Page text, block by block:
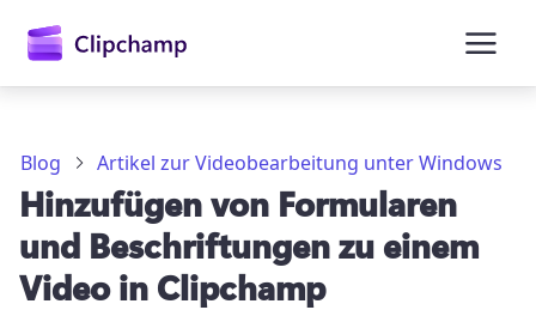
Blog Artikel zur Videobearbeitung unter Windows
Hinzufügen von Formularen
und Beschriftungen zu einem
Video in Clipchamp